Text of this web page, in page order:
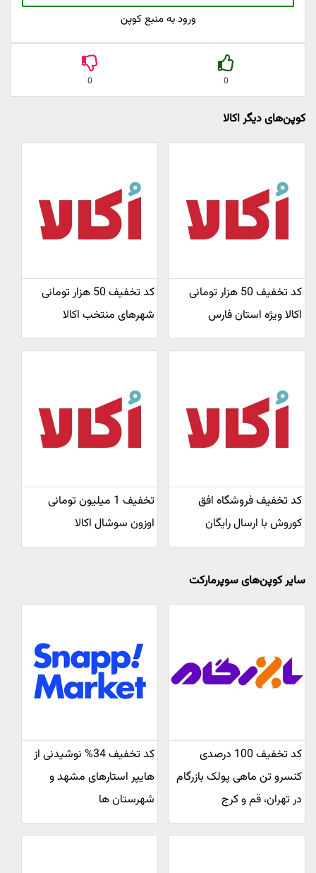
ورود به منبع کوپن
0
0
کوپن‌های دیگر اکالا
کد تخفیف 50 هزار تومانی
اکالا ویژه استان فارس
کد تخفیف 50 هزار تومانی
شهرهای منتخب اکالا
کد تخفیف فروشگاه افق
کوروش با ارسال رایگان
تخفیف 1 میلیون تومانی
اوزون سوشال اکالا
سایر کوپن‌های سوپرمارکت
کد تخفیف 100 درصدی
کنسرو تن ماهی پولک بازرگام
در تهران، قم و کرج
کد تخفیف 34% نوشیدنی از
هایپر استارهای مشهد و
شهرستان ها